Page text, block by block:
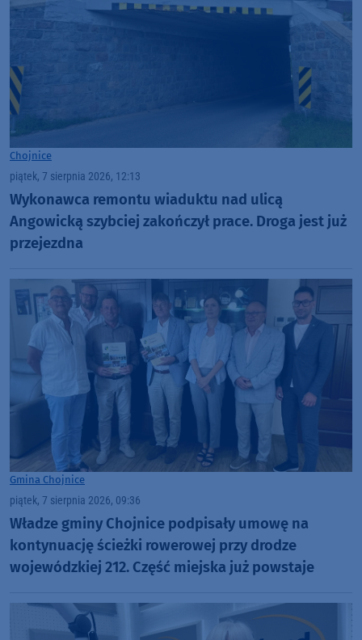
Chojnice
piątek, 7 sierpnia 2026, 12:13
Wykonawca remontu wiaduktu nad ulicą
Angowicką szybciej zakończył prace. Droga jest już
przejezdna
Gmina Chojnice
piątek, 7 sierpnia 2026, 09:36
Władze gminy Chojnice podpisały umowę na
kontynuację ścieżki rowerowej przy drodze
wojewódzkiej 212. Część miejska już powstaje